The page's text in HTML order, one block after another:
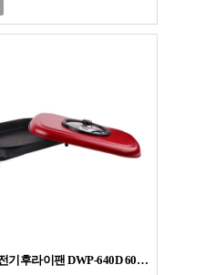
점 고정 선반
기후라이팬 DWP-640D 60cm다이아몬